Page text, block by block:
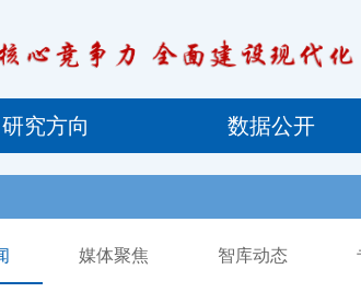
研究方向 数据公开
媒体聚焦 智库动态